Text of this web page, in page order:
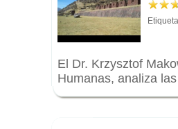
El Dr. Krzysztof
Humanas, analiza